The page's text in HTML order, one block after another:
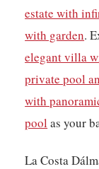
estate with
with garden.
elegant villa
private pool
with
pool as your
La Costa